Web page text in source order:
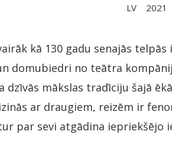
LV
2021
kā 130 gadu senajās
domubiedri no teātra
mākslas tradīciju šajā
ar draugiem, reizēm ir
par sevi atgādina iepriekšējo